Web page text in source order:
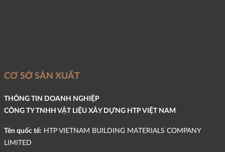
CƠ SỞ SẢN XUẤT
THÔNG TIN DOANH NGHIỆP
CÔNG TY TNHH VẬT LIỆU XÂY DỰNG HTP VIỆT NAM
Tên quốc tế: HTP VIETNAM BUILDING MATERIALS COMPANY
LIMITED